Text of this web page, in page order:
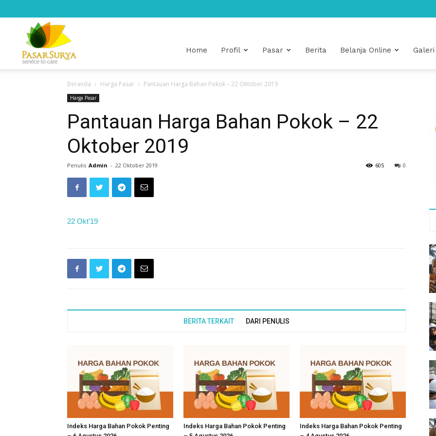
Surya
Home Profil Pasar Berita Belanja Online Galeri
Beranda Harga Pasar Pantauan Harga Bahan Pokok – 22 Oktober 2019
Harga Pasar
Pantauan Harga Bahan Pokok – 22
Oktober 2019
Penulis Admin - 22 Oktober 2019 0
605
22 Okt’19
BERITA TERKAIT DARI PENULIS
Indeks Harga Bahan Pokok Penting
Indeks Harga Bahan Pokok Penting
Indeks Harga Bahan Pokok Penting